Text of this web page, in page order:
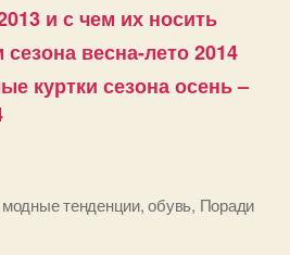
и с чем их носить
весна-лето 2014
куртки сезона осень –
модные тенденции,обувь, Поради